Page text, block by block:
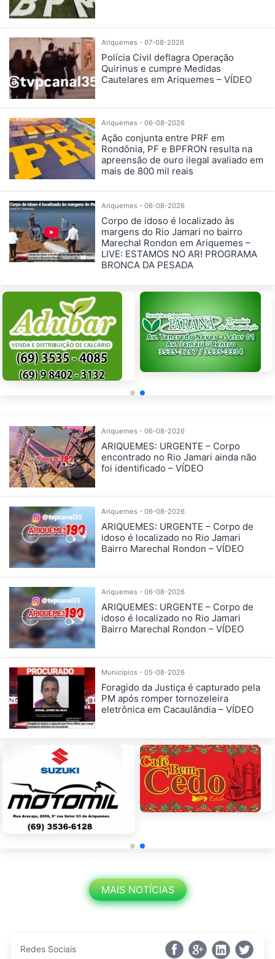
Ariquemes - 07-08-2026
Polícia Civil deflagra Operação
Quirinus e cumpre Medidas
Cautelares em Ariquemes – VÍDEO
Ariquemes - 06-08-2026
Ação conjunta entre PRF em
Rondônia, PF e BPFRON resulta na
apreensão de ouro ilegal avaliado em
mais de 800 mil reais
Ariquemes - 06-08-2026
Corpo de idoso é localizado às
margens do Rio Jamari no bairro
Marechal Rondon em Ariquemes –
LIVE: ESTAMOS NO AR! PROGRAMA
BRONCA DA PESADA
Ariquemes - 06-08-2026
ARIQUEMES: URGENTE – Corpo
encontrado no Rio Jamari ainda não
foi identificado – VÍDEO
Ariquemes - 06-08-2026
ARIQUEMES: URGENTE – Corpo de
idoso é localizado no Rio Jamari
Bairro Marechal Rondon – VÍDEO
Ariquemes - 06-08-2026
ARIQUEMES: URGENTE – Corpo de
idoso é localizado no Rio Jamari
Bairro Marechal Rondon – VÍDEO
Municípios - 05-08-2026
Foragido da Justiça é capturado pela
PM após romper tornozeleira
eletrônica em Cacaulândia – VÍDEO
MAIS NOTÍCIAS
Redes Sociais